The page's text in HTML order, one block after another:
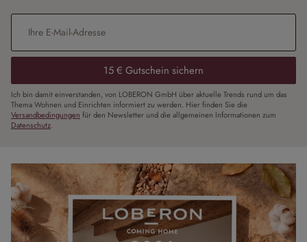
E-Mail-Adresse*
15 € Gutschein sichern
Ich bin damit einverstanden, von LOBERON GmbH über aktuelle Trends rund um das
Thema Wohnen und Einrichten informiert zu werden. Hier finden Sie die
Versandbedingungen für den Newsletter und die allgemeinen Informationen zum
Datenschutz.